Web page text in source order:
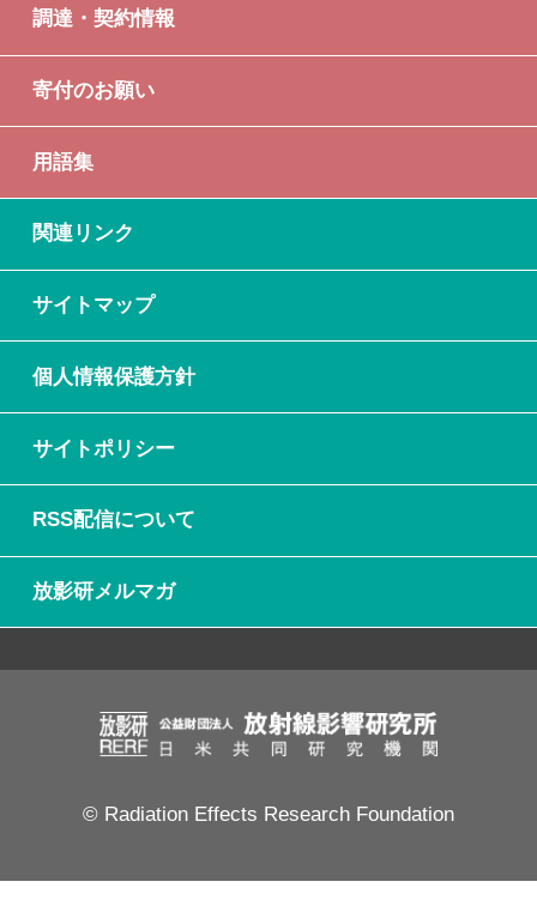
調達・契約情報
寄付のお願い
用語集
関連リンク
サイトマップ
個人情報保護方針
サイトポリシー
RSS配信について
放影研メルマガ
© Radiation Effects Research Foundation